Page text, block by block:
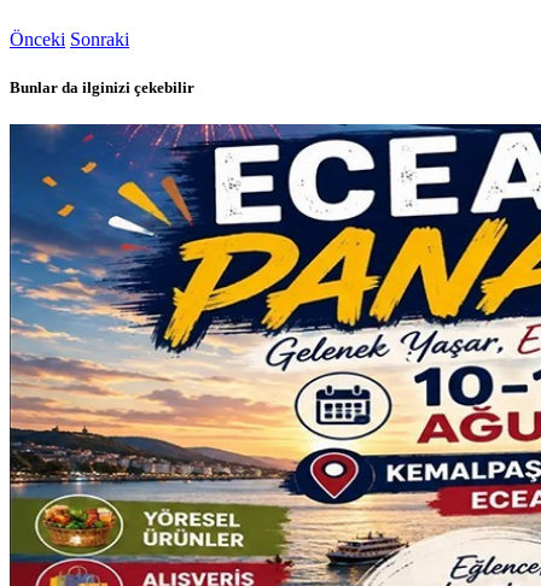
Önceki Sonraki
Bunlar da ilginizi çekebilir